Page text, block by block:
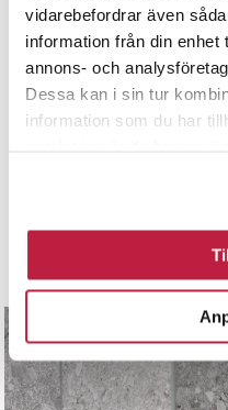
vidarebefordrar även
information från din
annons- och
Dessa kan i sin tur
information som du har